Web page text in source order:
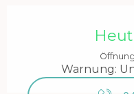
Warnung: